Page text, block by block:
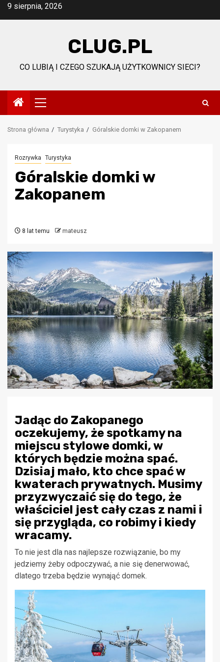
Przejdź
9 sierpnia, 2026
CLUG.PL
CO LUBIĄ I CZEGO SZUKAJĄ UŻYTKOWNICY SIECI?
Menu
główne
Strona główna Turystyka Góralskie domki w Zakopanem
Rozrywka Turystyka
Góralskie domki w
Zakopanem
8 lat temu mateusz
Jadąc do Zakopanego
oczekujemy, że spotkamy na
miejscu stylowe domki, w
których będzie można spać.
Dzisiaj mało, kto chce spać w
kwaterach prywatnych. Musimy
przyzwyczaić się do tego, że
właściciel jest cały czas z nami i
się przygląda, co robimy i kiedy
wracamy.
To nie jest dla nas najlepsze rozwiązanie, bo my
jedziemy żeby odpoczywać, a nie się denerwować,
dlatego trzeba będzie wynająć domek.